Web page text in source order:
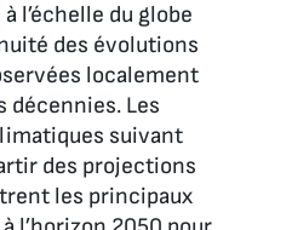
l’échelle du globe
des évolutions
localement
décennies. Les
suivant
des projections
les principaux